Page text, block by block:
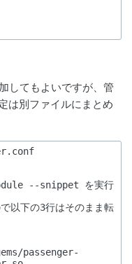
てもよいですが、管
は別ファイルにまとめ
--snippet を実行
以下の3行はそのまま転
passenger-